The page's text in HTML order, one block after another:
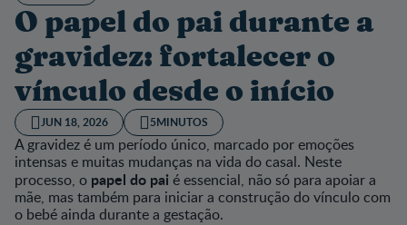
O papel do pai durante a
gravidez: fortalecer o
vínculo desde o início
JUN 18, 2026 5MINUTOS
A gravidez é um período único, marcado por emoções
intensas e muitas mudanças na vida do casal. Neste
processo, o papel do paié essencial, não só para apoiar a
mãe, mas também para iniciar a construção do vínculo com
o bebé ainda durante a gestação.